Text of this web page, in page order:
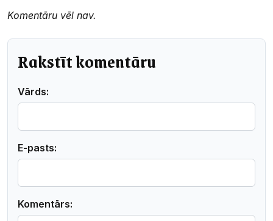
Komentāru vēl nav.
Rakstīt komentāru
Vārds:
E-pasts:
Komentārs: